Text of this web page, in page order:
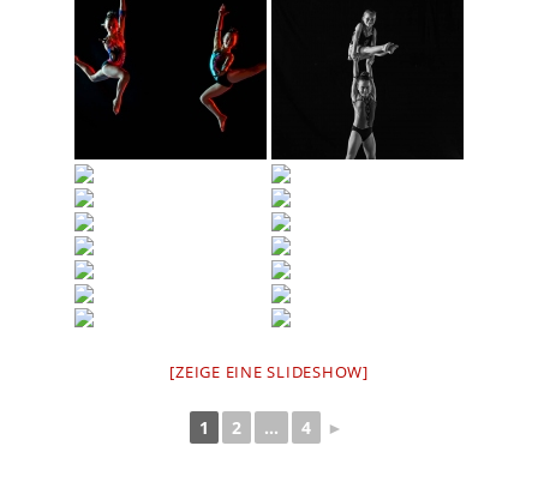
[ZEIGE EINE SLIDESHOW]
1 2 ... 4 ►